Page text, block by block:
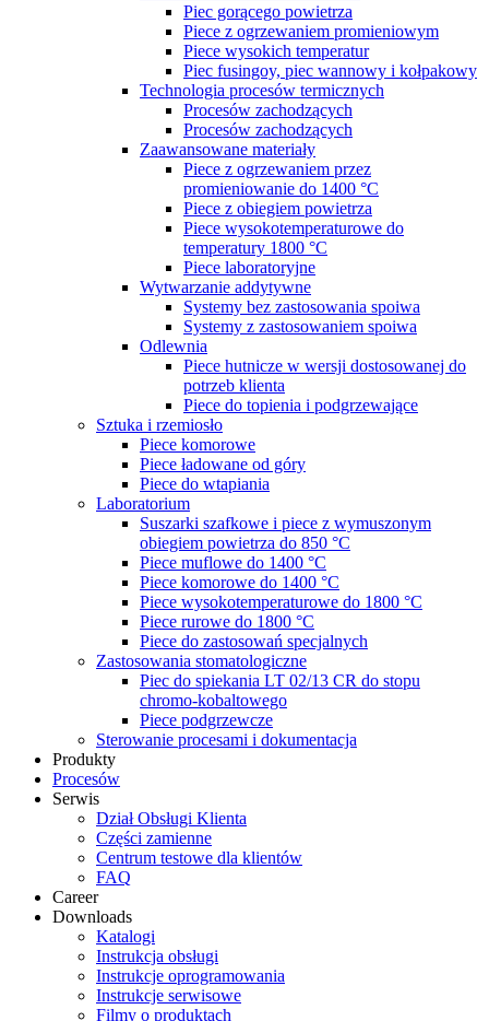
Piec gorącego powietrza
Piece z ogrzewaniem promieniowym
Piece wysokich temperatur
Piec fusingoy, piec wannowy i kołpakowy
Technologia procesów termicznych
Procesów zachodzących
Procesów zachodzących
Zaawansowane materiały
Piece z ogrzewaniem przez
promieniowanie do 1400 °C
Piece z obiegiem powietrza
Piece wysokotemperaturowe do
temperatury 1800 °C
Piece laboratoryjne
Wytwarzanie addytywne
Systemy bez zastosowania spoiwa
Systemy z zastosowaniem spoiwa
Odlewnia
Piece hutnicze w wersji dostosowanej do
potrzeb klienta
Piece do topienia i podgrzewające
Sztuka i rzemiosło
Piece komorowe
Piece ładowane od góry
Piece do wtapiania
Laboratorium
Suszarki szafkowe i piece z wymuszonym
obiegiem powietrza do 850 °C
Piece muflowe do 1400 °C
Piece komorowe do 1400 °C
Piece wysokotemperaturowe do 1800 °C
Piece rurowe do 1800 °C
Piece do zastosowań specjalnych
Zastosowania stomatologiczne
Piec do spiekania LT 02/13 CR do stopu
chromo-kobaltowego
Piece podgrzewcze
Sterowanie procesami i dokumentacja
Produkty
Procesów
Serwis
Dział Obsługi Klienta
Części zamienne
Centrum testowe dla klientów
FAQ
Career
Downloads
Katalogi
Instrukcja obsługi
Instrukcje oprogramowania
Instrukcje serwisowe
Filmy o produktach